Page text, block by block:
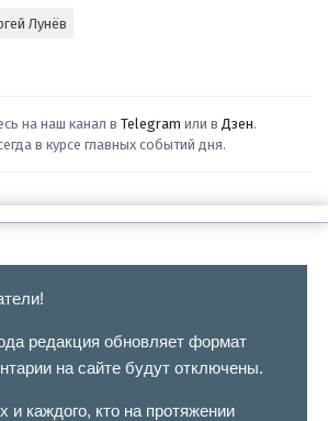
Лунёв
на наш канал в Telegram или в Дзен.
в курсе главных событий дня.
редакция обновляет формат
на сайте будут отключены.
и каждого, кто на протяжении